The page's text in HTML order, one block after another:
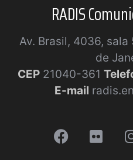
RADIS
Av. Brasil, 4036, sala
de
CEP 21040-361
E-mail